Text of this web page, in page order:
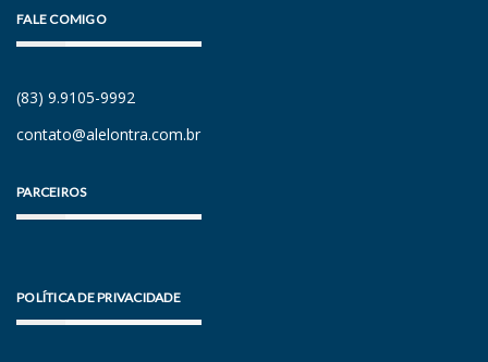
FALE COMIGO
(83) 9.9105-9992
contato@alelontra.com.br
PARCEIROS
POLÍTICA DE PRIVACIDADE